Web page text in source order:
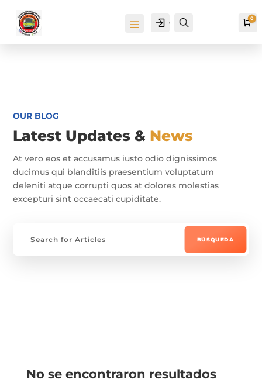
Cuenta 0
OUR BLOG
Latest Updates & News
At vero eos et accusamus iusto odio dignissimos
ducimus qui blanditiis praesentium voluptatum
deleniti atque corrupti quos at dolores molestias
excepturi sint occaecati cupiditate.
No se encontraron resultados